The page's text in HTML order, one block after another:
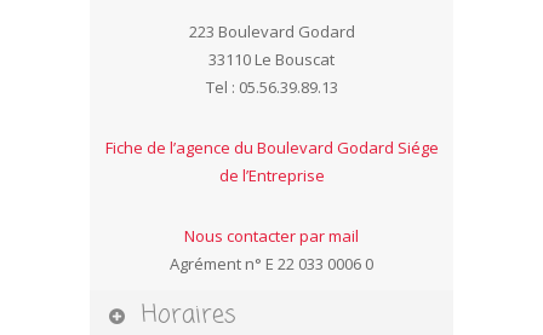
223 Boulevard Godard
33110 Le Bouscat
Tel : 05.56.39.89.13
Fiche de l’agence du Boulevard Godard Siége
de l’Entreprise
Nous contacter par mail
Agrément n° E 22 033 0006 0
Horaires